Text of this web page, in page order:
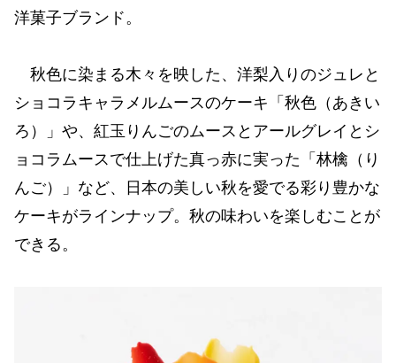
洋菓子ブランド。
秋色に染まる木々を映した、洋梨入りのジュレと
ショコラキャラメルムースのケーキ「秋色（あきい
ろ）」や、紅玉りんごのムースとアールグレイとシ
ョコラムースで仕上げた真っ赤に実った「林檎（り
んご）」など、日本の美しい秋を愛でる彩り豊かな
ケーキがラインナップ。秋の味わいを楽しむことが
できる。